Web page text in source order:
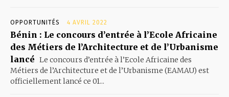
OPPORTUNITÉS 4 AVRIL 2022
Bénin : Le concours d’entrée à l’Ecole Africaine
des Métiers de l’Architecture et de l’Urbanisme
lancé Le concours d’entrée à l’Ecole Africaine des
Métiers de l’Architecture et de l’Urbanisme (EAMAU) est
officiellement lancé ce 01...